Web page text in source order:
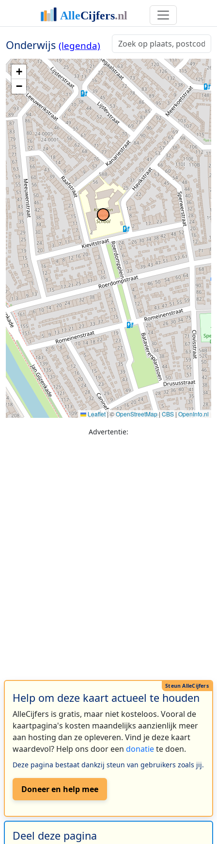
Onderwijs (legenda)
+
−
Leaflet|©OpenStreetMap| CBS | OpenInfo.nl
Advertentie:
Help om deze kaart actueel te houden
AlleCijfers is gratis, maar niet kosteloos. Vooral de
kaartpagina's kosten maandelijks aanzienlijk meer
aan hosting dan ze opleveren. Vind je deze kaart
waardevol? Help ons door een donatiete doen.
Deze pagina bestaat dankzij steun van gebruikers zoals jij.
Doneer en help mee
Deel deze pagina